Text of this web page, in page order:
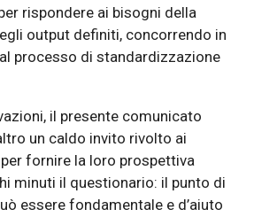
rispondere ai bisogni della
output definiti, concorrendo in
processo di standardizzazione
il presente comunicato
un caldo invito rivolto ai
fornire la loro prospettiva
minuti il questionario: il punto di
essere fondamentale e d’aiuto